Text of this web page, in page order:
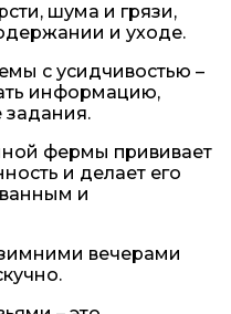
шума и грязи,
и уходе.
с усидчивостью –
информацию,
фермы прививает
и делает его
и
вечерами